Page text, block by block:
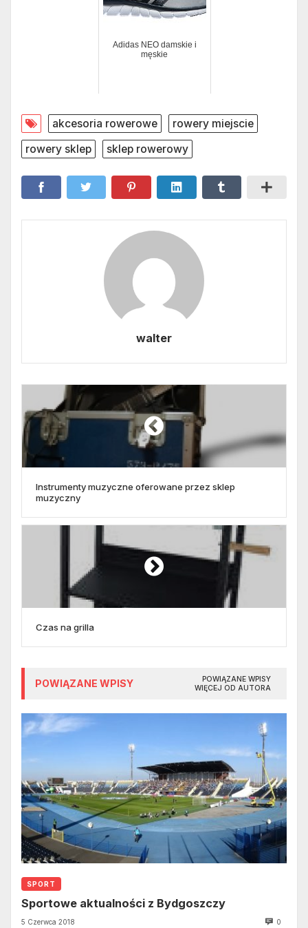
Adidas NEO damskie i
męskie
akcesoria rowerowe
rowery miejscie
rowery sklep
sklep rowerowy
walter
Instrumenty muzyczne oferowane przez sklep
muzyczny
Czas na grilla
POWIĄZANE WPISY
POWIĄZANE WPISY
WIĘCEJ OD AUTORA
SPORT
Sportowe aktualności z Bydgoszczy
5 Czerwca 2018 0